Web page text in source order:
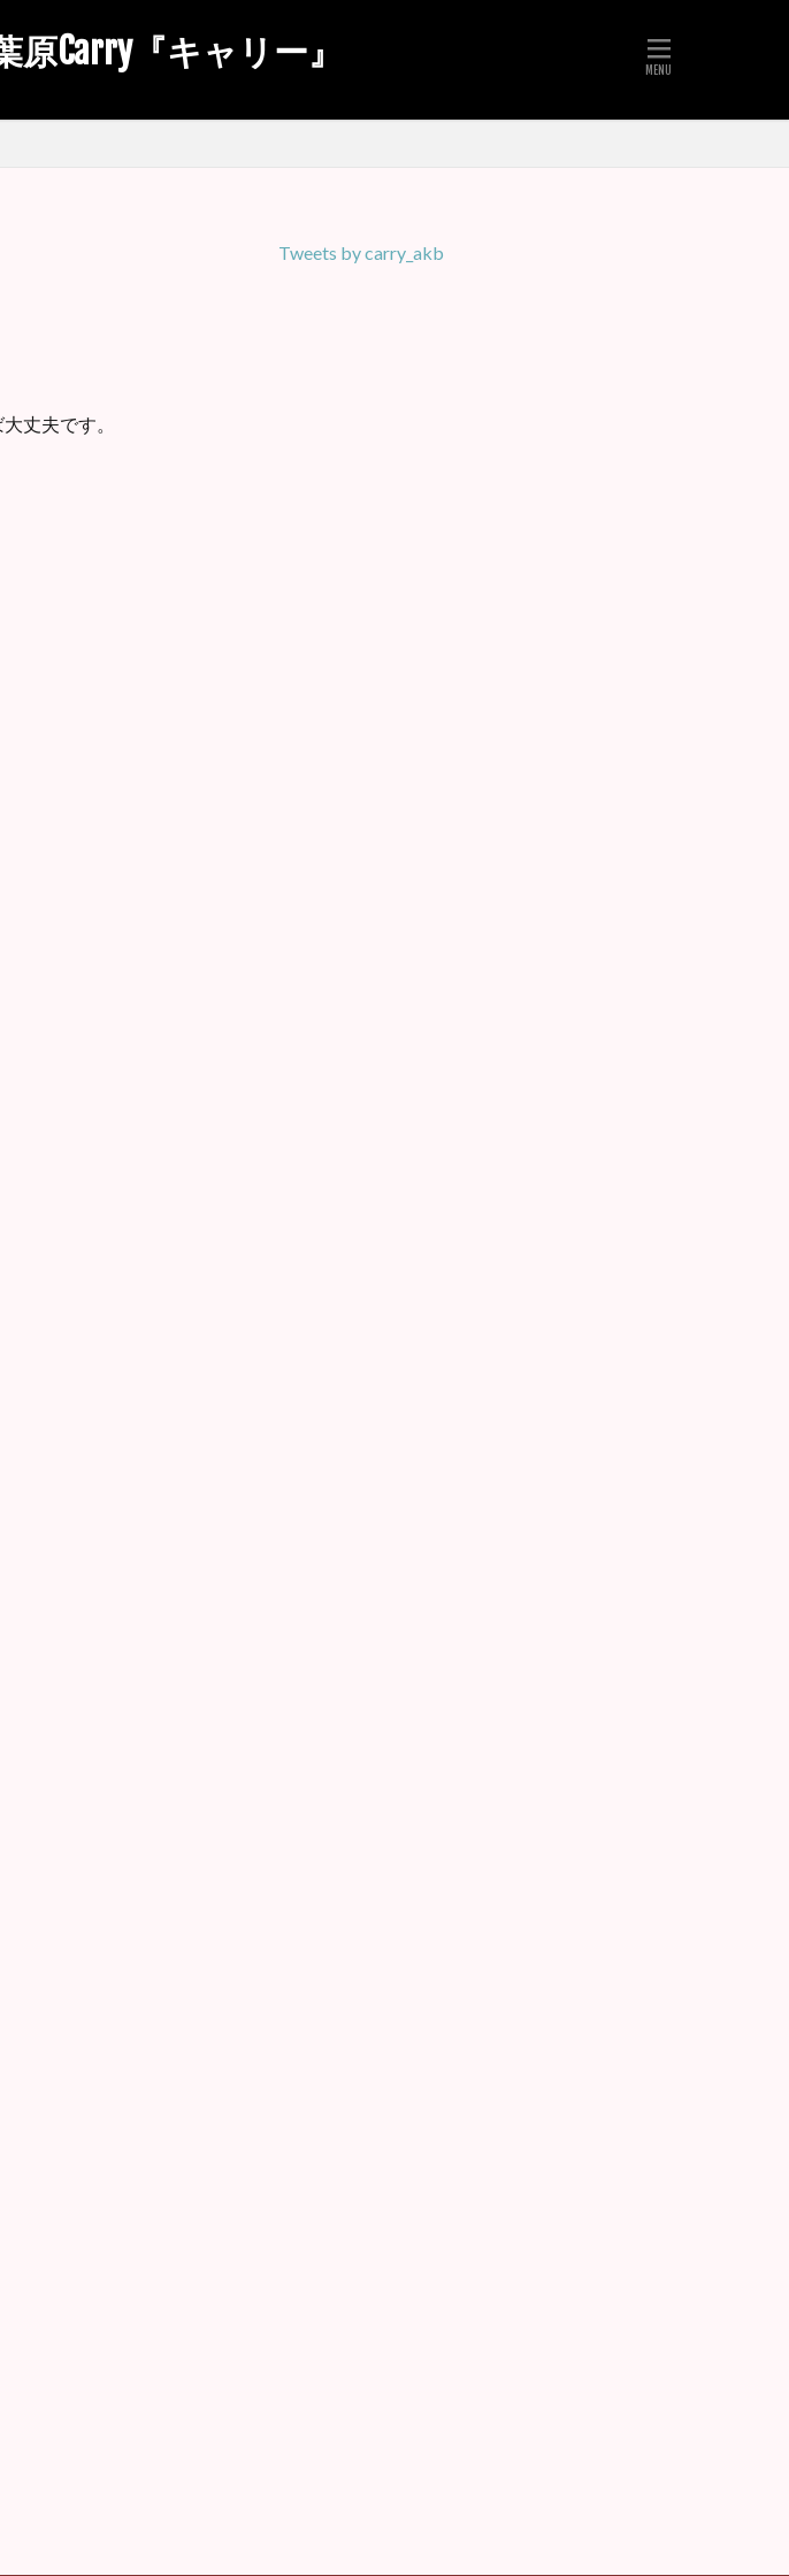
原Carry『キャリー』
丈夫です。
Tweets by carry_akb